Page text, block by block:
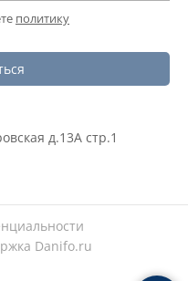
политику
д.13А стр.1
Danifo.ru